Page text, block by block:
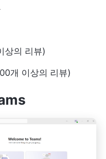
상의 리뷰)
개 이상의 리뷰)